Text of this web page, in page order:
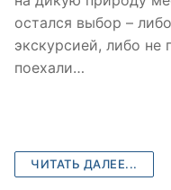
остался выбор –
экскурсией, либо
поехали…
ЧИТАТЬ ДАЛЕЕ...